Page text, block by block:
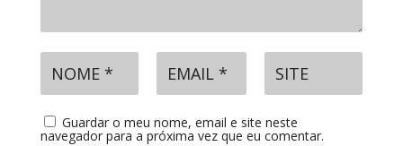
Guardar o meu nome, email e site neste
navegador para a próxima vez que eu comentar.